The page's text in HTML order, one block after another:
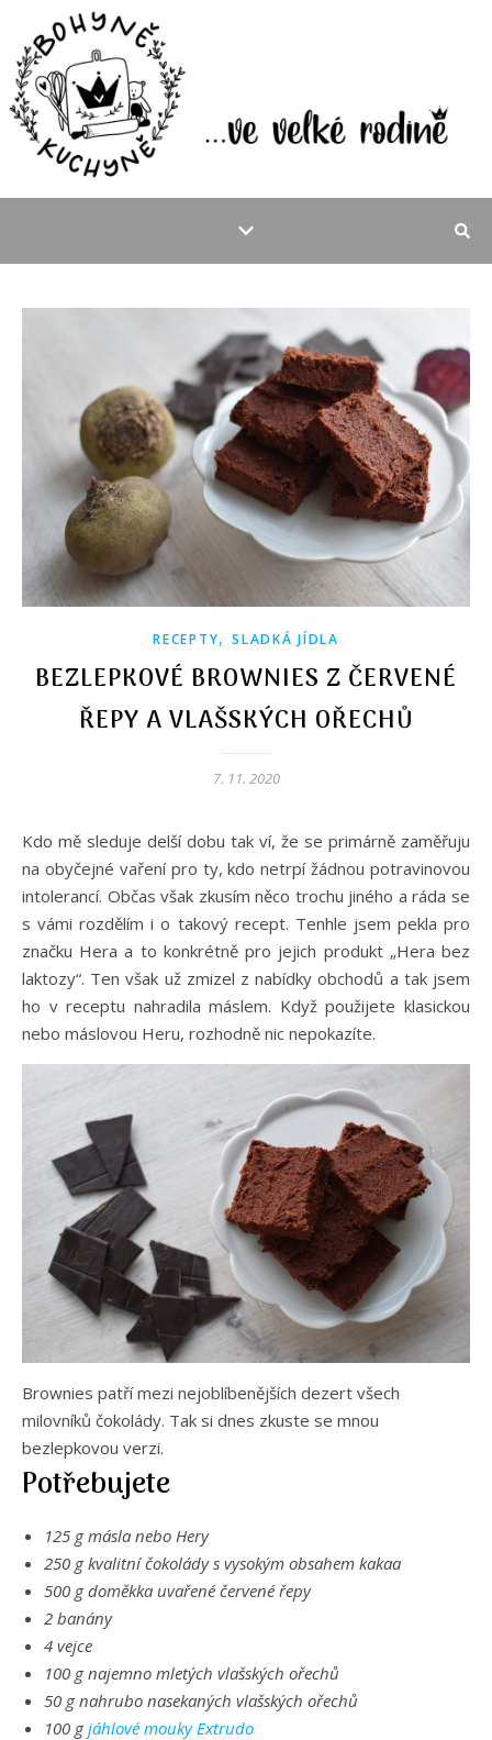
RECEPTY,SLADKÁ JÍDLA
BEZLEPKOVÉ BROWNIES Z ČERVENÉ
ŘEPY A VLAŠSKÝCH OŘECHŮ
7. 11. 2020
Kdo mě sleduje delší dobu tak ví, že se primárně zaměřuju
na obyčejné vaření pro ty, kdo netrpí žádnou potravinovou
intolerancí. Občas však zkusím něco trochu jiného a ráda se
s vámi rozdělím i o takový recept. Tenhle jsem pekla pro
značku Hera a to konkrétně pro jejich produkt „Hera bez
laktozy“. Ten však už zmizel z nabídky obchodů a tak jsem
ho v receptu nahradila máslem. Když použijete klasickou
nebo máslovou Heru, rozhodně nic nepokazíte.
Brownies patří mezi nejoblíbenějších dezert všech
milovníků čokolády. Tak si dnes zkuste se mnou
bezlepkovou verzi.
Potřebujete
125 g másla nebo Hery
250 g kvalitní čokolády s vysokým obsahem kakaa
500 g doměkka uvařené červené řepy
2 banány
4 vejce
100 g najemno mletých vlašských ořechů
50 g nahrubo nasekaných vlašských ořechů
100 gjáhlové mouky Extrudo